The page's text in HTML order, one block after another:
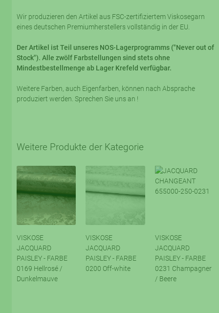
Wir produzieren den Artikel aus FSC-zertifiziertem Viskosegarn
eines deutschen Premiumherstellers vollständig in der EU.
Der Artikel ist Teil unseres NOS-Lagerprogramms ("Never out of
Stock"). Alle zwölf Farbstellungen sind stets ohne
Mindestbestellmenge ab Lager Krefeld verfügbar.
Weitere Farben, auch Eigenfarben, können nach Absprache
produziert werden. Sprechen Sie uns an !
Weitere Produkte der Kategorie
VISKOSE
JACQUARD
PAISLEY - FARBE
0169 Hellrosé /
Dunkelmauve
VISKOSE
JACQUARD
PAISLEY - FARBE
0200 Off-white
VISKOSE
JACQUARD
PAISLEY - FARBE
0231 Champagner
/ Beere